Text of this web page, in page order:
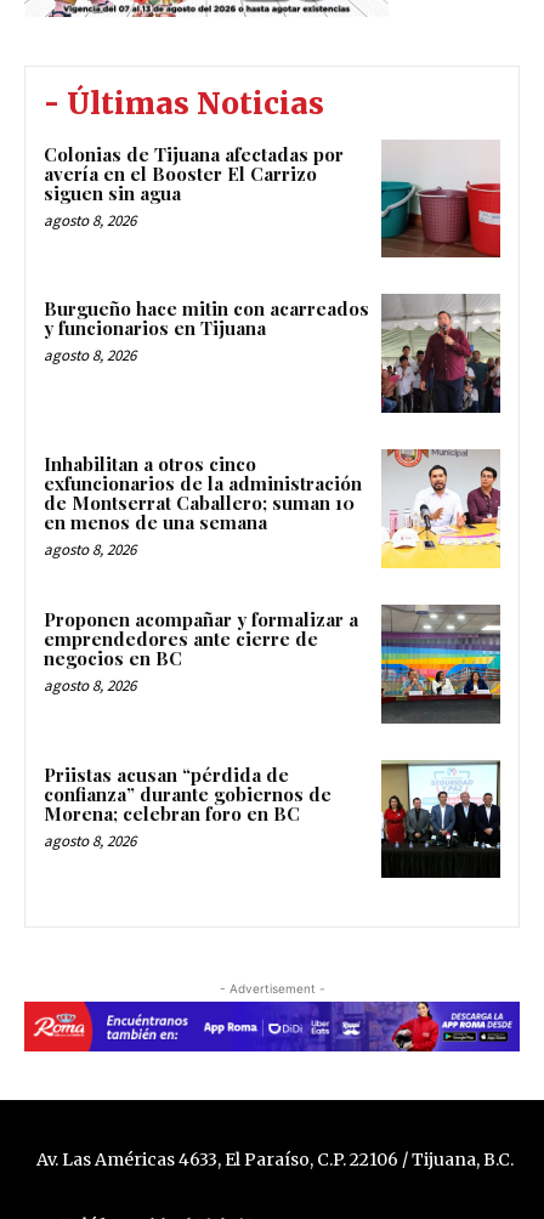
- Últimas Noticias
Colonias de Tijuana afectadas por
avería en el Booster El Carrizo
siguen sin agua
agosto 8, 2026
Burgueño hace mitin con acarreados
y funcionarios en Tijuana
agosto 8, 2026
Inhabilitan a otros cinco
exfuncionarios de la administración
de Montserrat Caballero; suman 10
en menos de una semana
agosto 8, 2026
Proponen acompañar y formalizar a
emprendedores ante cierre de
negocios en BC
agosto 8, 2026
Priistas acusan “pérdida de
confianza” durante gobiernos de
Morena; celebran foro en BC
agosto 8, 2026
- Advertisement -
Av. Las Américas 4633, El Paraíso, C.P. 22106 / Tijuana, B.C.